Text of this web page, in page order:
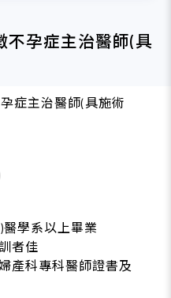
不孕症主治醫師(具
症主治醫師(具施術
學系以上畢業
者佳
產科專科醫師證書及